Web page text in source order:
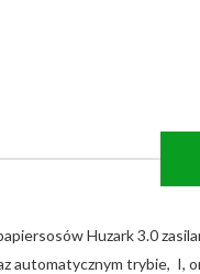
Huzark 3.0
automatycznym trybie, I,